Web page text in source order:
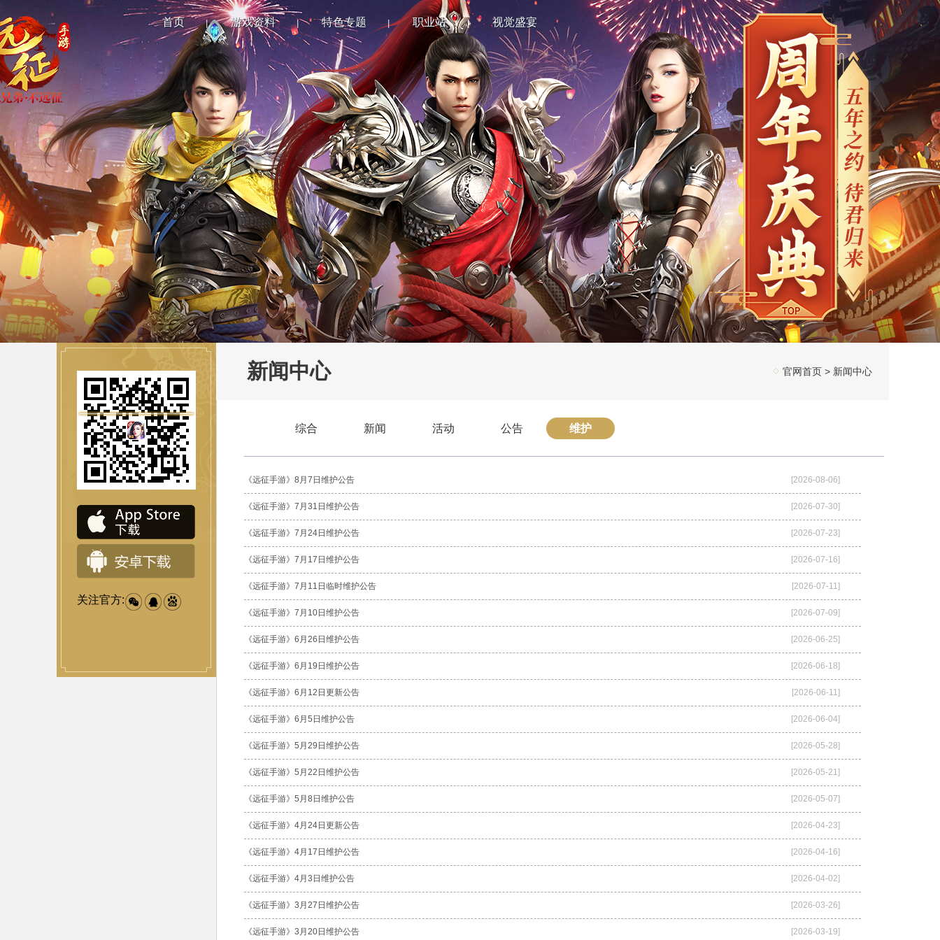
首页 | 游戏资料 | 特色专题 | 职业站 | 视觉盛宴
关注官方:
新闻中心 官网首页 > 新闻中心
综合 新闻 活动 公告 维护
[2026-08-06]
《远征手游》8月7日维护公告
[2026-07-30]
《远征手游》7月31日维护公告
[2026-07-23]
《远征手游》7月24日维护公告
[2026-07-16]
《远征手游》7月17日维护公告
[2026-07-11]
《远征手游》7月11日临时维护公告
[2026-07-09]
《远征手游》7月10日维护公告
[2026-06-25]
《远征手游》6月26日维护公告
[2026-06-18]
《远征手游》6月19日维护公告
[2026-06-11]
《远征手游》6月12日更新公告
[2026-06-04]
《远征手游》6月5日维护公告
[2026-05-28]
《远征手游》5月29日维护公告
[2026-05-21]
《远征手游》5月22日维护公告
[2026-05-07]
《远征手游》5月8日维护公告
[2026-04-23]
《远征手游》4月24日更新公告
[2026-04-16]
《远征手游》4月17日维护公告
[2026-04-02]
《远征手游》4月3日维护公告
[2026-03-26]
《远征手游》3月27日维护公告
[2026-03-19]
《远征手游》3月20日维护公告